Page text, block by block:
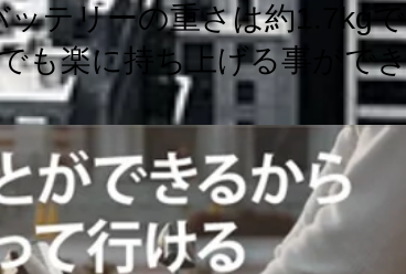
ッテリーの重さは約1.7kg
も楽に持ち上げる事がで